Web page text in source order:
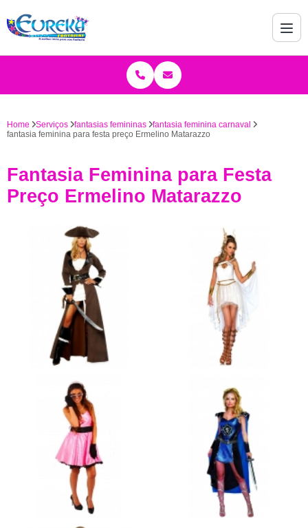
Home Serviços fantasias femininas
fantasia feminina carnaval
fantasia feminina para festa preço Ermelino Matarazzo
Fantasia Feminina para Festa
Preço Ermelino Matarazzo